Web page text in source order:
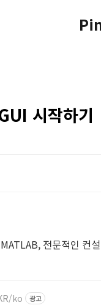
시작하기
전문적인 컨
ko 광고